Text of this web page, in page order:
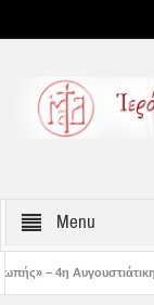
Menu
Παράκληση στην